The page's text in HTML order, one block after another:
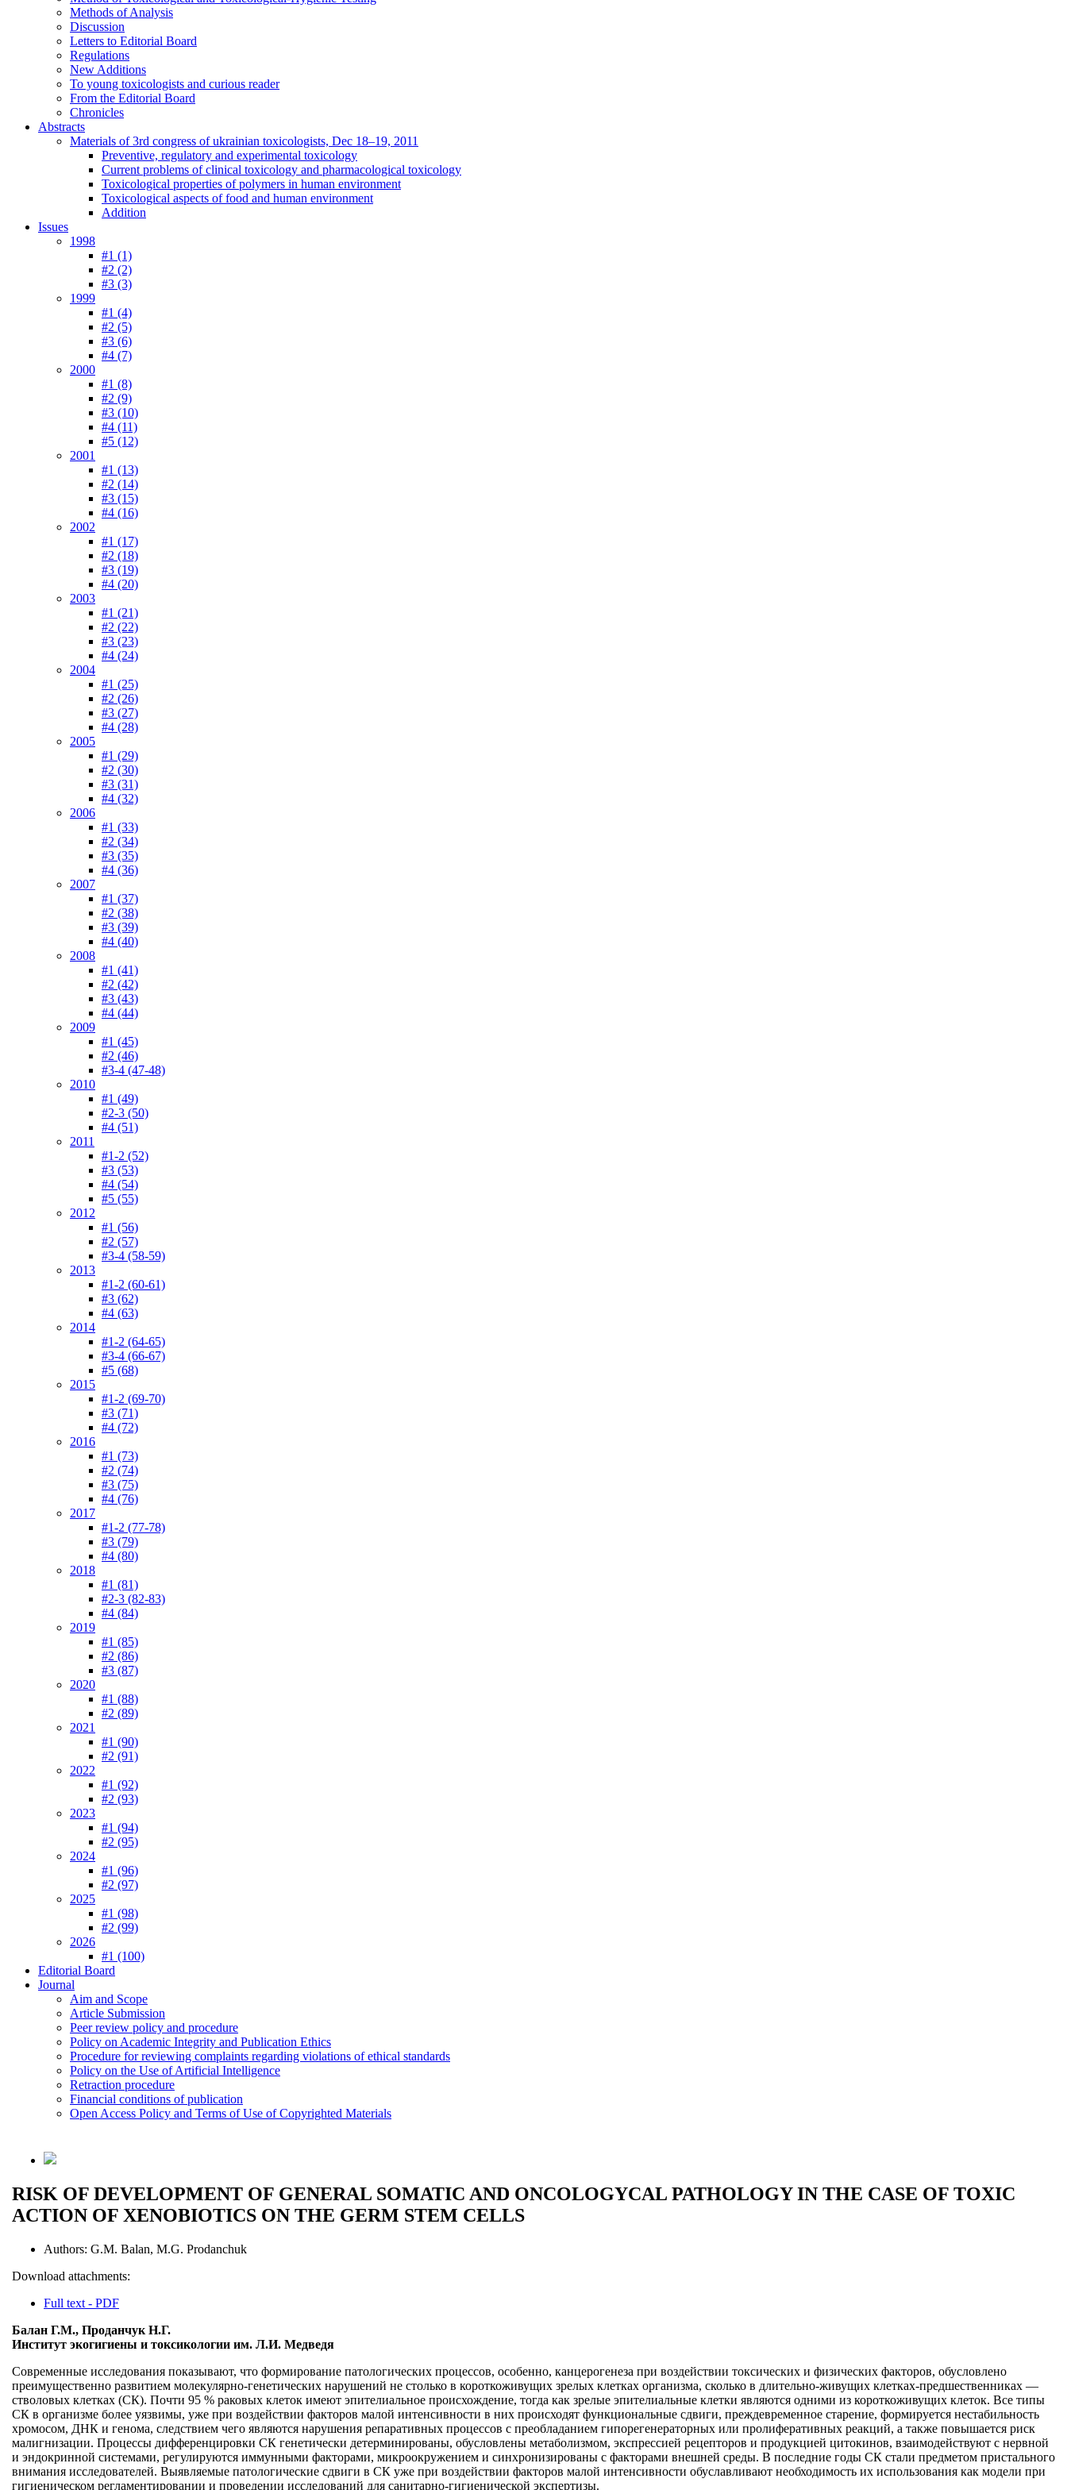
Methods of Analysis
Discussion
Letters to Editorial Board
Regulations
New Additions
To young toxicologists and curious reader
From the Editorial Board
Chronicles
Abstracts
Materials of 3rd congress of ukrainian toxicologists, Dec 18–19, 2011
Preventive, regulatory and experimental toxicology
Current problems of clinical toxicology and pharmacological toxicology
Toxicological properties of polymers in human environment
Toxicological aspects of food and human environment
Addition
Issues
1998
#1 (1)
#2 (2)
#3 (3)
1999
#1 (4)
#2 (5)
#3 (6)
#4 (7)
2000
#1 (8)
#2 (9)
#3 (10)
#4 (11)
#5 (12)
2001
#1 (13)
#2 (14)
#3 (15)
#4 (16)
2002
#1 (17)
#2 (18)
#3 (19)
#4 (20)
2003
#1 (21)
#2 (22)
#3 (23)
#4 (24)
2004
#1 (25)
#2 (26)
#3 (27)
#4 (28)
2005
#1 (29)
#2 (30)
#3 (31)
#4 (32)
2006
#1 (33)
#2 (34)
#3 (35)
#4 (36)
2007
#1 (37)
#2 (38)
#3 (39)
#4 (40)
2008
#1 (41)
#2 (42)
#3 (43)
#4 (44)
2009
#1 (45)
#2 (46)
#3-4 (47-48)
2010
#1 (49)
#2-3 (50)
#4 (51)
2011
#1-2 (52)
#3 (53)
#4 (54)
#5 (55)
2012
#1 (56)
#2 (57)
#3-4 (58-59)
2013
#1-2 (60-61)
#3 (62)
#4 (63)
2014
#1-2 (64-65)
#3-4 (66-67)
#5 (68)
2015
#1-2 (69-70)
#3 (71)
#4 (72)
2016
#1 (73)
#2 (74)
#3 (75)
#4 (76)
2017
#1-2 (77-78)
#3 (79)
#4 (80)
2018
#1 (81)
#2-3 (82-83)
#4 (84)
2019
#1 (85)
#2 (86)
#3 (87)
2020
#1 (88)
#2 (89)
2021
#1 (90)
#2 (91)
2022
#1 (92)
#2 (93)
2023
#1 (94)
#2 (95)
2024
#1 (96)
#2 (97)
2025
#1 (98)
#2 (99)
2026
#1 (100)
Editorial Board
Journal
Aim and Scope
Article Submission
Peer review policy and procedure
Policy on Academic Integrity and Publication Ethics
Procedure for reviewing complaints regarding violations of ethical standards
Policy on the Use of Artificial Intelligence
Retraction procedure
Financial conditions of publication
Open Access Policy and Terms of Use of Copyrighted Materials
RISK OF DEVELOPMENT OF GENERAL SOMATIC AND ONCOLOGYCAL PATHOLOGY IN THE CASE OF TOXIC
ACTION OF XENOBIOTICS ON THE GERM STEM CELLS
Authors: G.M. Balan, M.G. Prodanchuk
Download attachments:
Full text - PDF
Балан Г.М., Проданчук Н.Г.
Институт экогигиены и токсикологии им. Л.И. Медведя
Современные исследования показывают, что формирование патологических процессов, особенно, канцерогенеза при воздействии токсических и физических факторов, обусловлено
преимущественно развитием молекулярно-генетических нарушений не столько в короткоживущих зрелых клетках организма, сколько в длительно-живущих клетках-предшественниках —
стволовых клетках (СК). Почти 95 % раковых клеток имеют эпителиальное происхождение, тогда как зрелые эпителиальные клетки являются одними из короткоживущих клеток. Все типы
СК в организме более уязвимы, уже при воздействии факторов малой интенсивности в них происходят функциональные сдвиги, преждевременное старение, формируется нестабильность
хромосом, ДНК и генома, следствием чего являются нарушения репаративных процессов с преобладанием гипорегенераторных или пролиферативных реакций, а также повышается риск
малигнизации. Процессы дифференцировки СК генетически детерминированы, обусловлены метаболизмом, экспрессией рецепторов и продукцией цитокинов, взаимодействуют с нервной
и эндокринной системами, регулируются иммунными факторами, микроокружением и синхронизированы с факторами внешней среды. В последние годы СК стали предметом пристального
внимания исследователей. Выявляемые патологические сдвиги в СК уже при воздействии факторов малой интенсивности обуславливают необходимость их использования как модели при
гигиеническом регламентировании и проведении исследований для санитарно-гигиенической экспертизы.